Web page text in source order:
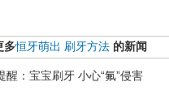
多恒牙萌出 刷牙方法 的新闻
醒：宝宝刷牙 小心“氟”侵害